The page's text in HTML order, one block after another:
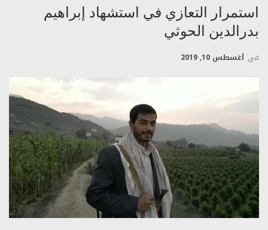
استمرار التعازي في استشهاد إبراهيم
بدرالدين الحوثي
في أغسطس 10, 2019